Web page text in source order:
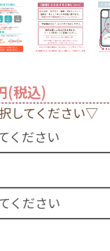
(税込)
してください▽
ください
ください
8plus